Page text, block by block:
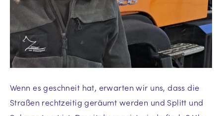
Wenn es geschneit hat, erwarten wir uns, dass die
Straßen rechtzeitig geräumt werden und Splitt und